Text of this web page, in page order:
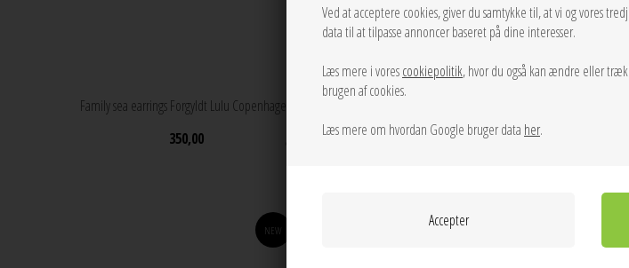
Ved at acceptere cookies, giver du samtykke til, at vi og vores
data til at tilpasse annoncer baseret på dine interesser.
Læs mere i vorescookiepolitik, hvor du også kan ændre eller
brugen af cookies.
Læs mere om hvordan Google bruger data her.
Family sea earrings Forgyldt Lulu Copenhagen
350,00
350,00
NEW